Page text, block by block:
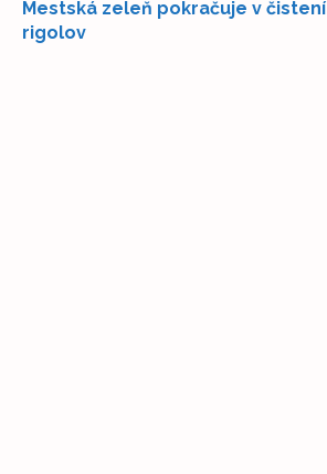
Mestská zeleň pokračuje v čistení
rigolov